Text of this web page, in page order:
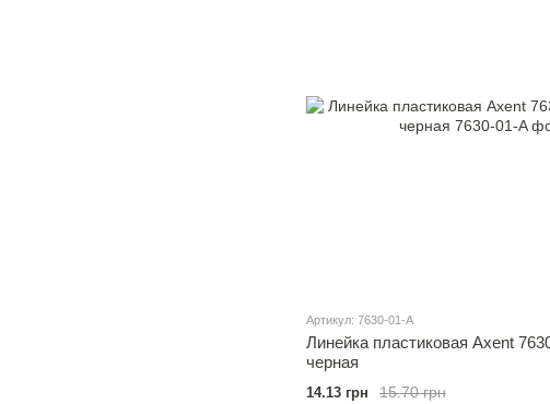
Артикул: 7630-01-A
Линейка пластиковая Axent
черная
15.70 грн
14.13 грн